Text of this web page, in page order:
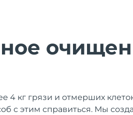
4 кг грязи и отмерших
этим справиться. Мы